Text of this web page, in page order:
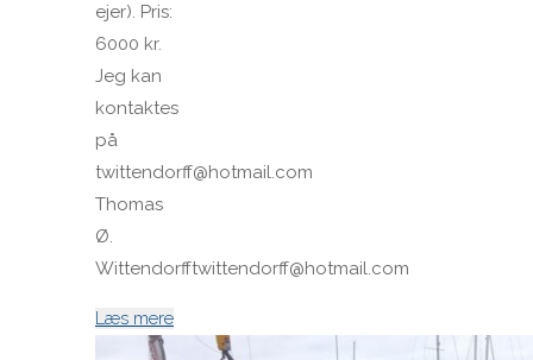
ejer). Pris:
6000 kr.
Jeg kan
kontaktes
på
twittendorff@hotmail.com
Thomas
Ø.
Wittendorfftwittendorff@hotmail.com
Læs mere"North